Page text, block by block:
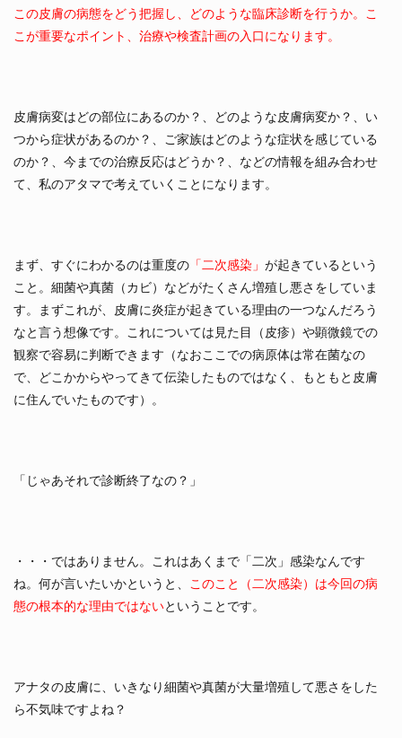
この皮膚の病態をどう把握し、どのような臨床診断を行うか。こ
こが重要なポイント、治療や検査計画の入口になります。
皮膚病変はどの部位にあるのか？、どのような皮膚病変か？、い
つから症状があるのか？、ご家族はどのような症状を感じている
のか？、今までの治療反応はどうか？、などの情報を組み合わせ
て、私のアタマで考えていくことになります。
まず、すぐにわかるのは重度の 「二次感染」 が起きているという
こと。細菌や真菌（カビ）などがたくさん増殖し悪さをしていま
す。まずこれが、皮膚に炎症が起きている理由の一つなんだろう
なと言う想像です。これについては見た目（皮疹）や顕微鏡での
観察で容易に判断できます（なおここでの病原体は常在菌なの
で、どこかからやってきて伝染したものではなく、もともと皮膚
に住んでいたものです）。
「じゃあそれで診断終了なの？」
・・・ではありません。これはあくまで「二次」感染なんです
ね。何が言いたいかというと、
このこと（二次感染）は今回の病
態の根本的な理由ではないということです。
アナタの皮膚に、いきなり細菌や真菌が大量増殖して悪さをした
ら不気味ですよね？